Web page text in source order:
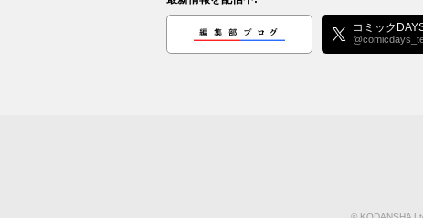
編集部ブログ コミック